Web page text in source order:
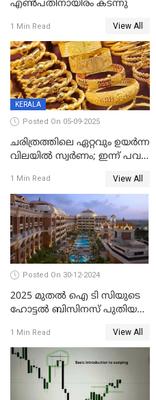
എണ്‍പതിനായിരം കടന്നു
1 Min Read View All
KERALA
Posted On 05-09-2025
ചരിത്രത്തിലെ ഏറ്റവും ഉയർന്ന
വിലയിൽ സ്വർണം; ഇന്ന് പവന്
1 Min Read View All
Posted On 30-12-2024
2025 മുതൽ ഐ ടി സിയുടെ
ഹോട്ടൽ ബിസിനസ് പുതിയ
ഉടമകൾ അറിയേണ്ട
കാര്യങ്ങൾ
1 Min Read View All